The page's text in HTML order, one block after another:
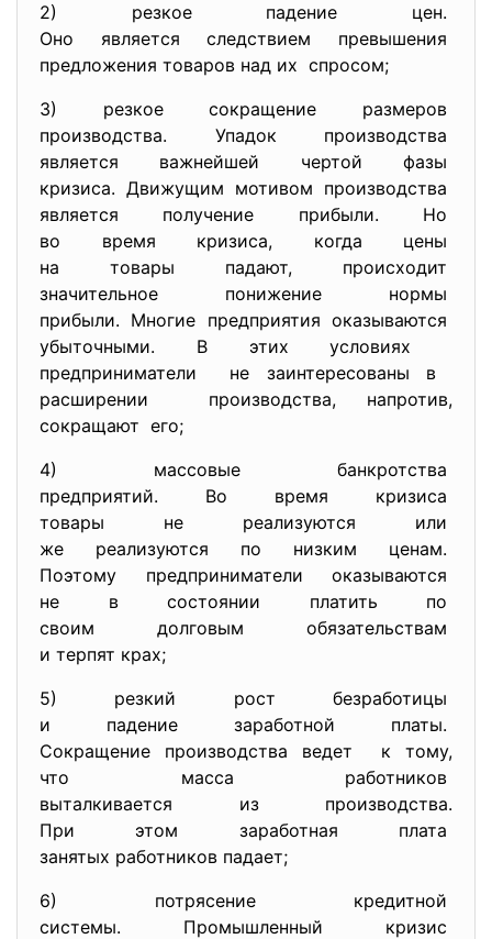
2) резкое падение цен.
Оно является следствием превышения
предложения товаров над их спросом;
3) резкое сокращение размеров
производства. Упадок производства
является важнейшей чертой фазы
кризиса. Движущим мотивом производства
является получение прибыли. Но
во время кризиса, когда цены
на товары падают, происходит
значительное понижение нормы
прибыли. Многие предприятия оказываются
убыточными. В этих условиях
предприниматели не заинтересованы в
расширении производства, напротив,
сокращают его;
4) массовые банкротства
предприятий. Во время кризиса
товары не реализуются или
же реализуются по низким ценам.
Поэтому предприниматели оказываются
не в состоянии платить по
своим долговым обязательствам
и терпят крах;
5) резкий рост безработицы
и падение заработной платы.
Сокращение производства ведет к тому,
что масса работников
выталкивается из производства.
При этом заработная плата
занятых работников падает;
6) потрясение кредитной
системы. Промышленный кризис